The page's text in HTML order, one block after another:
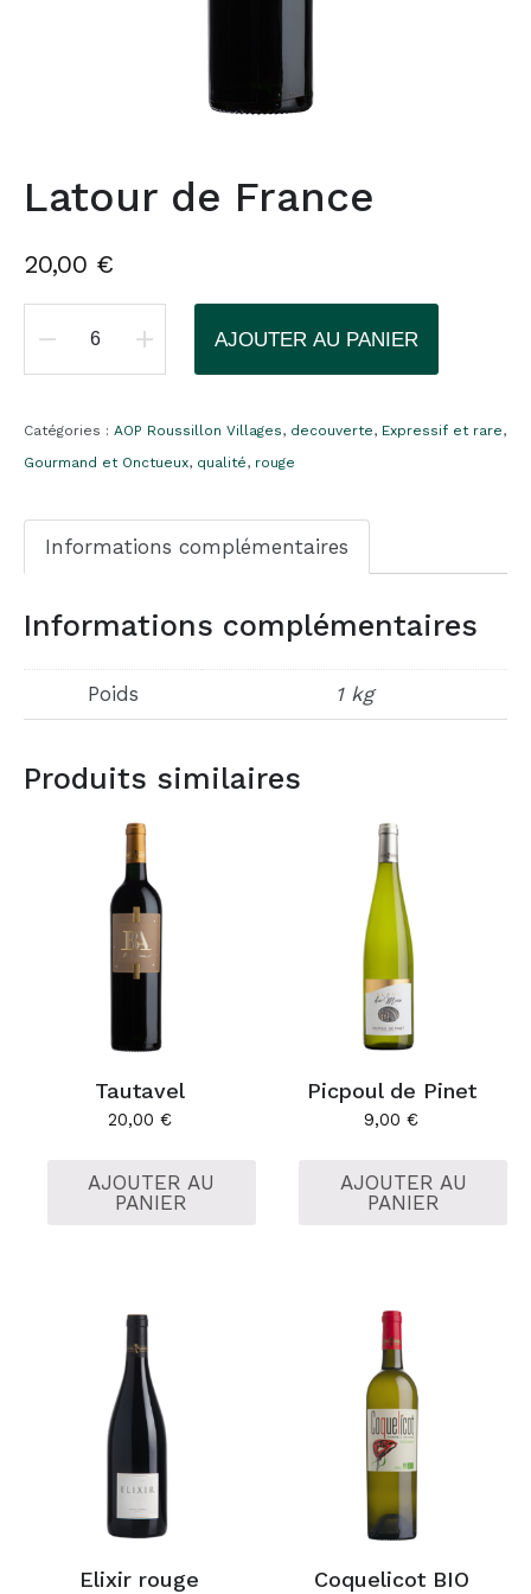
Latour de France
20,00 €
quantité
AJOUTER AU PANIER
Catégories : AOP Roussillon Villages, decouverte, Expressif et rare,
Gourmand et Onctueux, qualité, rouge
Informations complémentaires
Informations complémentaires
Poids 1 kg
Produits similaires
Tautavel
20,00 €
AJOUTER AU
PANIER
Picpoul de Pinet
9,00€
AJOUTER AU
PANIER
Elixir rouge Coquelicot BIO